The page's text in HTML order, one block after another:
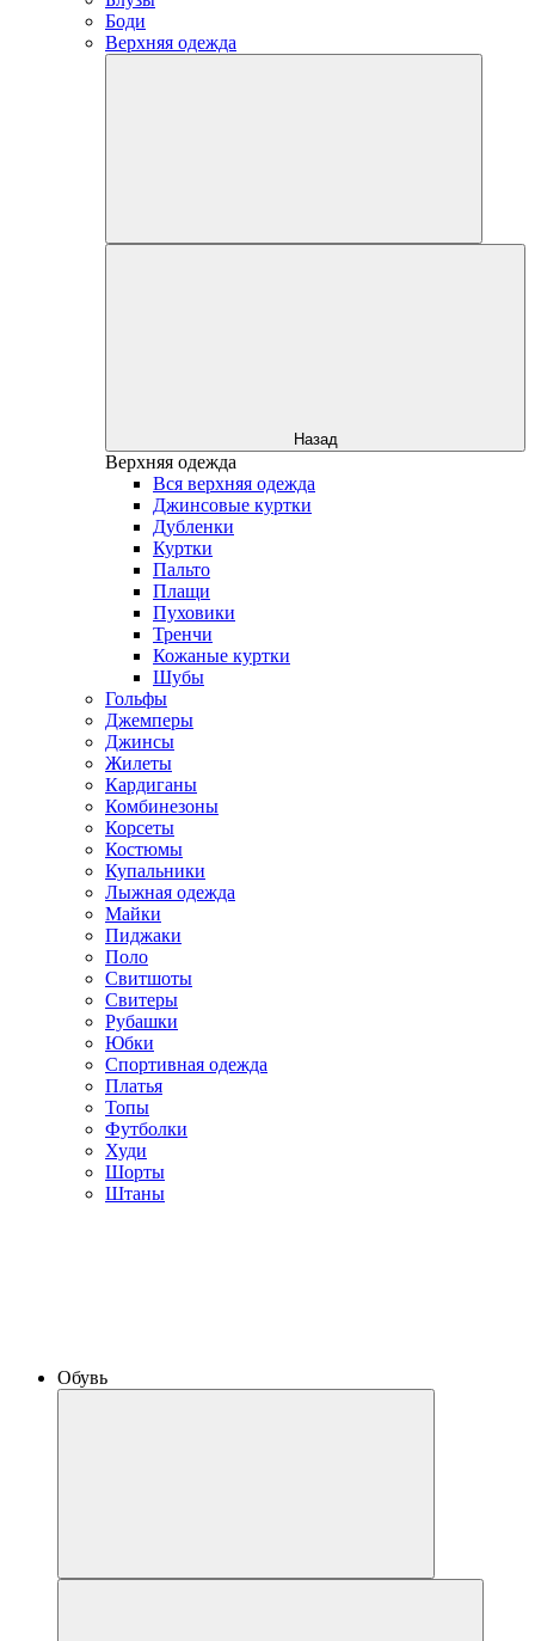
Боди
Верхняя одежда
Назад
Верхняя одежда
Вся верхняя одежда
Джинсовые куртки
Дубленки
Куртки
Пальто
Плащи
Пуховики
Тренчи
Кожаные куртки
Шубы
Гольфы
Джемперы
Джинсы
Жилеты
Кардиганы
Комбинезоны
Корсеты
Костюмы
Купальники
Лыжная одежда
Майки
Пиджаки
Поло
Свитшоты
Свитеры
Рубашки
Юбки
Спортивная одежда
Платья
Топы
Футболки
Худи
Шорты
Штаны
Обувь